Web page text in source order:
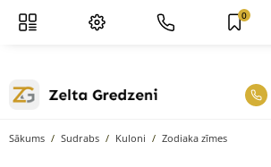
0
Sākums Sudrabs Kuloni Zodiaka zīmes